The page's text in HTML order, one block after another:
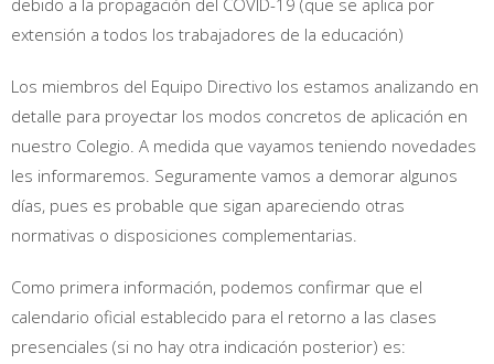
debido a la propagación del COVID-19 (que se aplica por
extensión a todos los trabajadores de la educación)
Los miembros del Equipo Directivo los estamos analizando en
detalle para proyectar los modos concretos de aplicación en
nuestro Colegio. A medida que vayamos teniendo novedades
les informaremos. Seguramente vamos a demorar algunos
días, pues es probable que sigan apareciendo otras
normativas o disposiciones complementarias.
Como primera información, podemos confirmar que el
calendario oficial establecido para el retorno a las clases
presenciales (si no hay otra indicación posterior) es: